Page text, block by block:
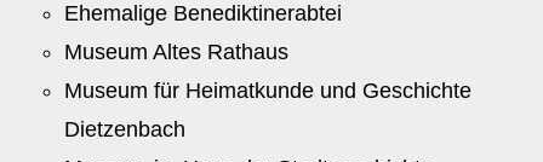
Ehemalige Benediktinerabtei
Museum Altes Rathaus
Museum für Heimatkunde und Geschichte
Dietzenbach